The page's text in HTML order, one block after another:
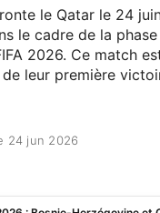
le Qatar le 24
le cadre de la
2026. Ce match
leur première
24 jun 2026